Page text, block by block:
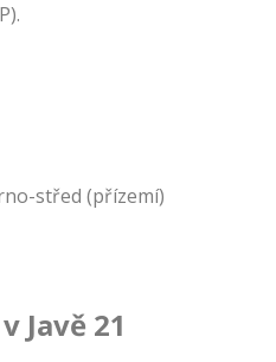
střed (přízemí)
Javě 21